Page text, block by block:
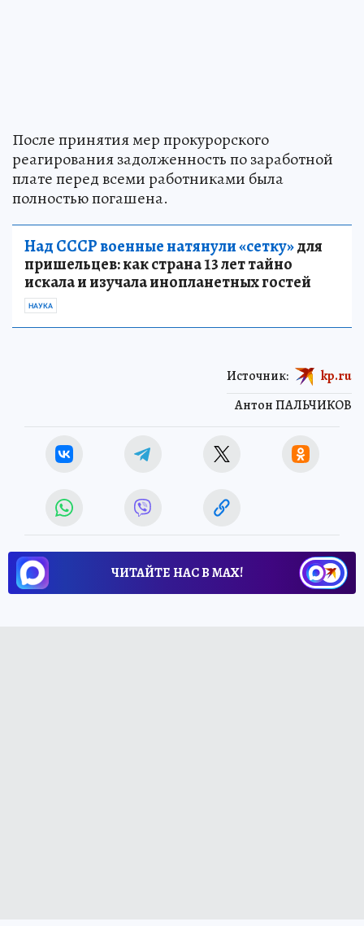
После принятия мер прокурорского
реагирования задолженность по заработной
плате перед всеми работниками была
полностью погашена.
Над СССР военные натянули «сетку»для
пришельцев: как страна 13 лет тайно
искала и изучала инопланетных гостей
НАУКА
Антон ПАЛЬЧИКОВ
Источник: kp.ru
ЧИТАЙТЕ НАС В МАХ!